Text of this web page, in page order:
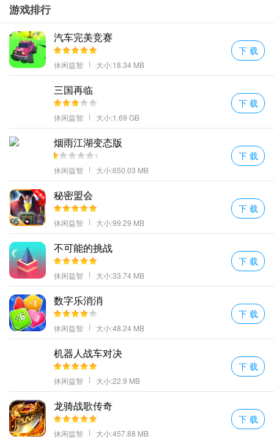
的将敌人进行消灭。
2、在野外的森林里面是非常广阔的我们在探索的过程中一定要保护
好自己哦。
3、安全快捷的交易模式让大家能够更好地进行交易赚钱。
4、进行的各种的对战十分的精彩在其中的冒险很多的能够挑战的模
式都在其中。
手游，请持续关注
游戏排行
汽车完美竞赛
休闲益智 大小:18.34 MB
下 载
三国再临
休闲益智 大小:1.69 GB
下 载
烟雨江湖变态版
休闲益智 大小:650.03 MB
下 载
秘密盟会
休闲益智 大小:99.29 MB
下 载
不可能的挑战
休闲益智 大小:33.74 MB
下 载
数字乐消消
休闲益智 大小:48.24 MB
下 载
机器人战车对决
休闲益智 大小:22.9 MB
下 载
龙骑战歌传奇
休闲益智 大小:457.88 MB
下 载